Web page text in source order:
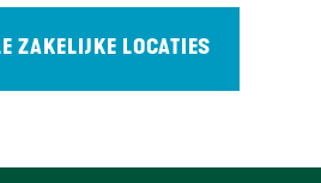
ZAKELIJKE LOCATIES